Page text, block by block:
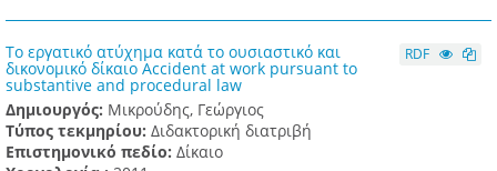
Το εργατικό ατύχημα κατά το ουσιαστικό και
δικονομικό δίκαιο Accident at work pursuant to
substantive and procedural law
Δημιουργός: Μικρούδης, Γεώργιος
Τύπος τεκμηρίου: Διδακτορική διατριβή
Επιστημονικό πεδίο: Δίκαιο
RDF